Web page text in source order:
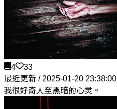
4
33
最近更新 / 2025-01-20 23:38:00
我很好奇人至黑暗的心灵。